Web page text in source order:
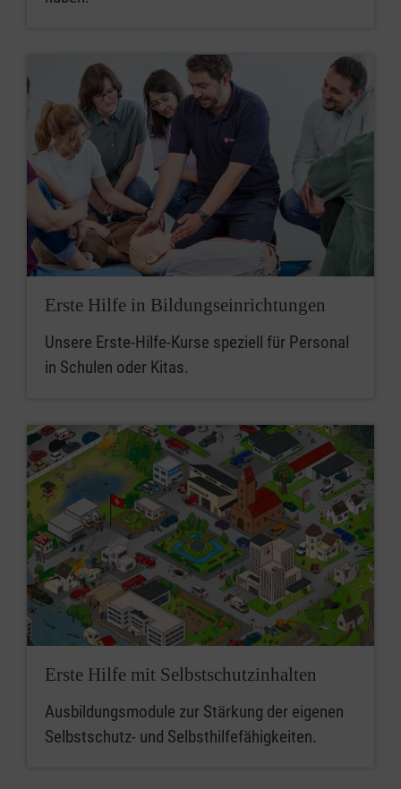
Erste Hilfe in Bildungseinrichtungen
Unsere Erste-Hilfe-Kurse speziell für Personal
in Schulen oder Kitas.
Erste Hilfe mit Selbstschutzinhalten
Ausbildungsmodule zur Stärkung der eigenen
Selbstschutz- und Selbsthilfefähigkeiten.